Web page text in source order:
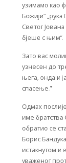
узимамо као
Божији“
Светог
бјеше с њим“.
Зато вас
узнесен до
њега, онда и
спасење.”
Одмах
име братства
обратио се
Борис
истакнутом
уваженог